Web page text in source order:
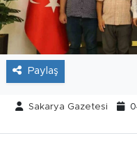
Paylaş
Sakarya Gazetesi
Foto Şaka
Teknoloji